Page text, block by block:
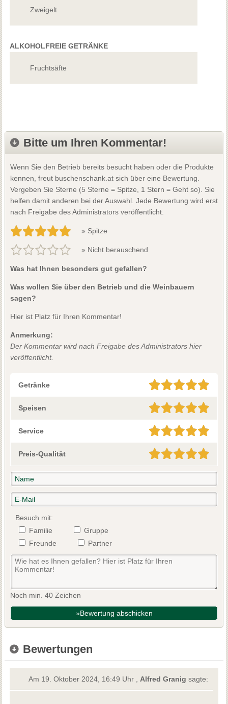
Zweigelt
ALKOHOLFREIE GETRÄNKE
Fruchtsäfte
Bitte um Ihren Kommentar!
Wenn Sie den Betrieb bereits besucht haben oder die Produkte
kennen, freut buschenschank.at sich über eine Bewertung.
Vergeben Sie Sterne (5 Sterne = Spitze, 1 Stern = Geht so). Sie
helfen damit anderen bei der Auswahl. Jede Bewertung wird erst
nach Freigabe des Administrators veröffentlicht.
» Spitze
» Nicht berauschend
Was hat Ihnen besonders gut gefallen?
Was wollen Sie über den Betrieb und die Weinbauern
sagen?
Hier ist Platz für Ihren Kommentar!
Anmerkung:
Der Kommentar wird nach Freigabe des Administrators hier
veröffentlicht.
Getränke
Speisen
Service
Preis-Qualität
Besuch mit:
Familie
Gruppe
Freunde
Partner
Noch min. 40 Zeichen
»Bewertung abschicken
Bewertungen
Am 19. Oktober 2024, 16:49 Uhr , Alfred Granig sagte: